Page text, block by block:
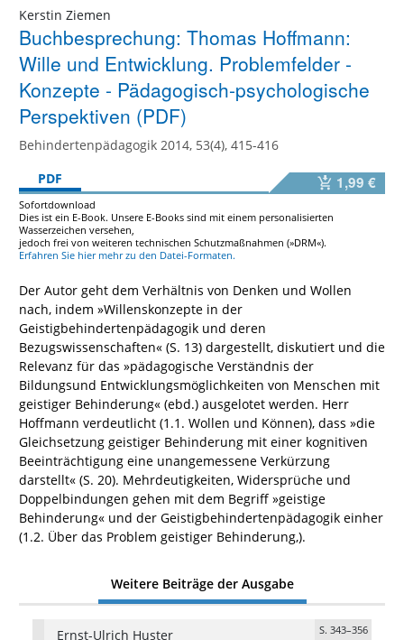
Kerstin Ziemen
Buchbesprechung: Thomas Hoffmann:
Wille und Entwicklung. Problemfelder -
Konzepte - Pädagogisch-psychologische
Perspektiven (PDF)
Behindertenpädagogik 2014, 53(4), 415-416
PDF
1,99 €
Sofortdownload
Dies ist ein E-Book. Unsere E-Books sind mit einem personalisierten
Wasserzeichen versehen,
jedoch frei von weiteren technischen Schutzmaßnahmen (»DRM«).
Erfahren Sie hier mehr zu den Datei-Formaten.
Der Autor geht dem Verhältnis von Denken und Wollen
nach, indem »Willenskonzepte in der
Geistigbehindertenpädagogik und deren
Bezugswissenschaften« (S. 13) dargestellt, diskutiert und die
Relevanz für das »pädagogische Verständnis der
Bildungsund Entwicklungsmöglichkeiten von Menschen mit
geistiger Behinderung« (ebd.) ausgelotet werden. Herr
Hoffmann verdeutlicht (1.1. Wollen und Können), dass »die
Gleichsetzung geistiger Behinderung mit einer kognitiven
Beeinträchtigung eine unangemessene Verkürzung
darstellt« (S. 20). Mehrdeutigkeiten, Widersprüche und
Doppelbindungen gehen mit dem Begriff »geistige
Behinderung« und der Geistigbehindertenpädagogik einher
(1.2. Über das Problem geistiger Behinderung,).
Weitere Beiträge der Ausgabe
Ernst-Ulrich Huster S. 343–356